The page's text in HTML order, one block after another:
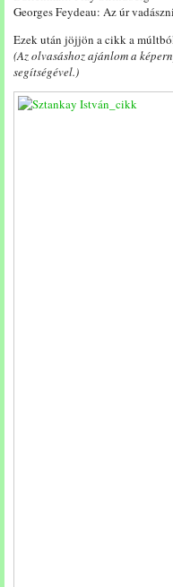
Georges Feydeau: Az úr
Ezek után jöjjön a cikk a
(Az olvasáshoz ajánlom a
segítségével.)